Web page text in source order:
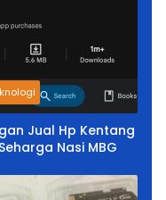
Jual Hp Kentang
Nasi MBG